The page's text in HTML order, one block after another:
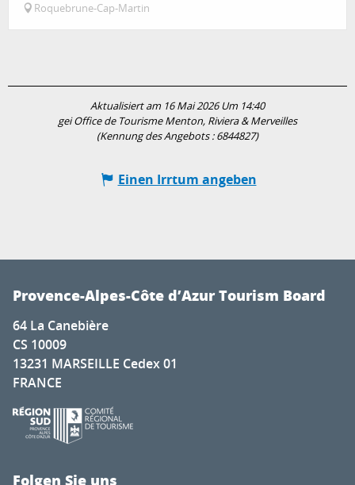
Roquebrune-Cap-Martin
Aktualisiert am 16 Mai 2026 Um 14:40
gei Office de Tourisme Menton, Riviera & Merveilles
(Kennung des Angebots :6844827)
Einen Irrtum angeben
Provence-Alpes-Côte d’Azur Tourism Board
64 La Canebière
CS 10009
13231 MARSEILLE Cedex 01
FRANCE
Folgen Sie uns